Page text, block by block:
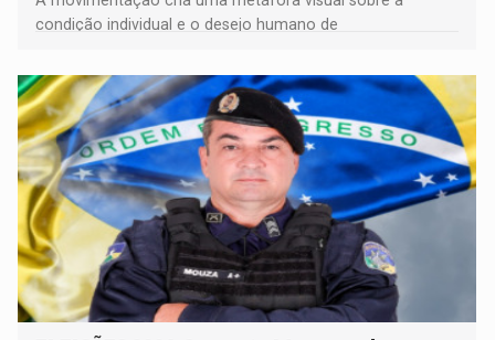
condição individual e o desejo humano de